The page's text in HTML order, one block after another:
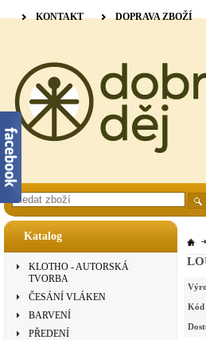
Katalog
KLOTHO - AUTORSKÁ
TVORBA
ČESÁNÍ VLÁKEN
BARVENÍ
PŘEDENÍ
Kód
KONTAKT DOPRAVA ZBOŽÍ